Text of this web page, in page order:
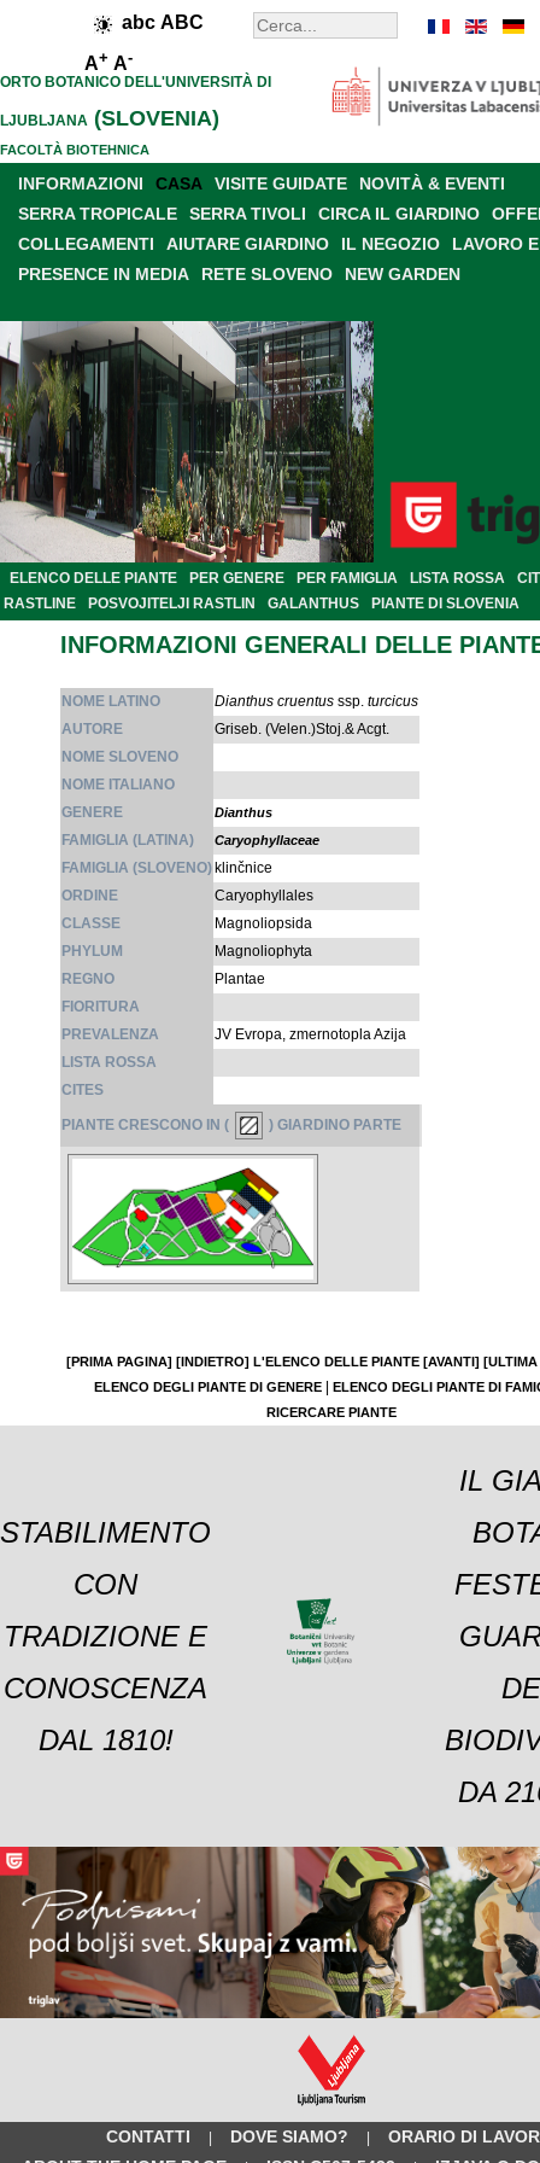
abc ABC
A+ A-
ORTO BOTANICO DELL'UNIVERSITÀ DI
LJUBLJANA (SLOVENIA)
FACOLTÀ BIOTEHNICA
INFORMAZIONI CASA VISITE GUIDATE
NOVITÀ & EVENTI
SERRA TROPICALE
SERRA TIVOLI CIRCA IL GIARDINO
COLLEGAMENTI
AIUTARE GIARDINO IL NEGOZIO
LAVORO
PRESENCE IN MEDIA
RETE SLOVENO NEW GARDEN
ELENCO DELLE PIANTE PER GENERE PER FAMIGLIA LISTA ROSSA
RASTLINE
POSVOJITELJI RASTLIN GALANTHUS PIANTE DI SLOVENIA
INFORMAZIONI GENERALI DELLE
NOME LATINO Dianthus cruentus ssp. turcicus
AUTORE
Griseb. (Velen.)Stoj.& Acgt.
NOME SLOVENO
NOME ITALIANO
GENERE
Dianthus
FAMIGLIA (LATINA) Caryophyllaceae
FAMIGLIA (SLOVENO) klinčnice
ORDINE
Caryophyllales
CLASSE
Magnoliopsida
PHYLUM
Magnoliophyta
REGNO
Plantae
FIORITURA
PREVALENZA
JV Evropa, zmernotopla Azija
LISTA ROSSA
CITES
PIANTE CRESCONO IN ( ) GIARDINO PARTE
[PRIMA PAGINA] [INDIETRO] L'ELENCO DELLE PIANTE [AVANTI]
ELENCO DEGLI PIANTE DI GENERE
ELENCO DEGLI PIANTE DI
RICERCARE PIANTE
STABILIMENTO
CON
TRADIZIONE E
CONOSCENZA
DAL 1810!
IL
DA
CONTATTI | DOVE SIAMO? |
ORARIO DI